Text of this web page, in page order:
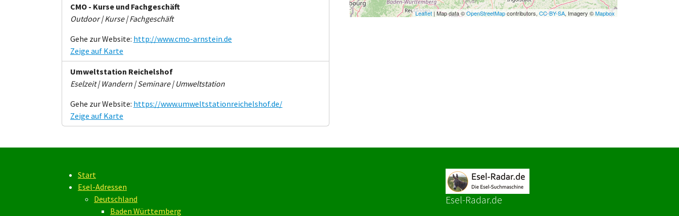
CMO - Kurse und Fachgeschäft
Outdoor | Kurse | Fachgeschäft
Gehe zur Website: http://www.cmo-arnstein.de
Zeige auf Karte
Umweltstation Reichelshof
Eselzeit | Wandern | Seminare | Umweltstation
Gehe zur Website: https://www.umweltstationreichelshof.de/
Zeige auf Karte
Leaflet | Map data ©OpenStreetMapcontributors, CC-BY-SA, Imagery ©Mapbox
Start
Esel-Adressen
Deutschland
Baden Württemberg
Esel-Radar.de